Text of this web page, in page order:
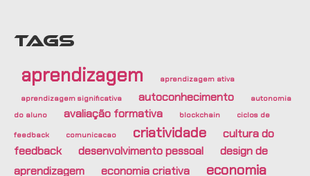
TAGS
aprendizagem
aprendizagem ativa
aprendizagem significativa
autoconhecimento
autonomia
do aluno
avaliação formativa blockchain ciclos de
feedback comunicacao criatividade
cultura do
feedback
desenvolvimento pessoal
design de
aprendizagem
economia criativa
economia